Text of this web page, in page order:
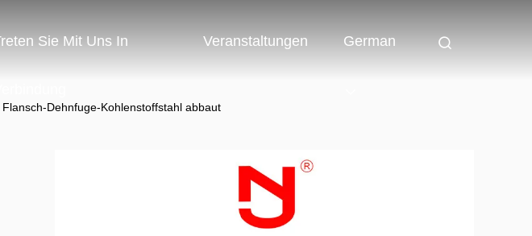
Sie Mit Uns In Veranstaltungen German
Dehnfuge-Kohlenstoffstahl abbaut